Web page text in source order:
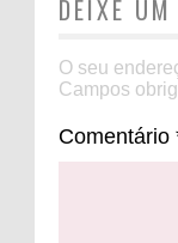
DEIXE
O seu
Campos
Comentário